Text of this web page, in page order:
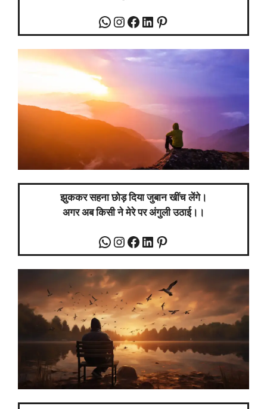
झुककर सहना छोड़ दिया जुबान खींच लेंगे।
अगर अब किसी ने मेरे पर अंगुली उठाई।।